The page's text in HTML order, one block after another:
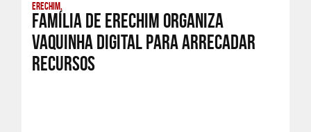
Erechim,
Família de Erechim organiza
Vaquinha Digital para arrecadar
recursos